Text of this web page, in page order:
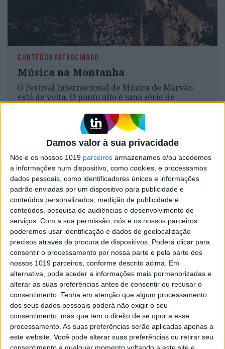
Damos valor à sua privacidade
Nós e os nossos 1019 parceiros armazenamos e/ou acedemos
a informações num dispositivo, como cookies, e processamos
dados pessoais, como identificadores únicos e informações
padrão enviadas por um dispositivo para publicidade e
conteúdos personalizados, medição de publicidade e
conteúdos, pesquisa de audiências e desenvolvimento de
serviços. Com a sua permissão, nós e os nossos parceiros
poderemos usar identificação e dados de geolocalização
precisos através da procura de dispositivos. Poderá clicar para
consentir o processamento por nossa parte e pela parte dos
nossos 1019 parceiros, conforme descrito acima. Em
alternativa, pode aceder a informações mais pormenorizadas e
alterar as suas preferências antes de consentir ou recusar o
consentimento. Tenha em atenção que algum processamento
dos seus dados pessoais poderá não exigir o seu
consentimento, mas que tem o direito de se opor a esse
processamento. As suas preferências serão aplicadas apenas a
este website. Você pode alterar suas preferências ou retirar seu
consentimento a qualquer momento voltando a este site e
CONTEÚDO PATROCINADO
Música na Montanha
O Festival Internacional de Música de Marvão
está de volta. O ponto alto é uma série de
quartetos de cordas de Beethoven, em
celebração dos 250 anos do nascimento do
compositor. Ao todo a edição conta com 30
concertos, nove dos quais com entrada gratuita
Uma iniciativa com o patrocínio da Santa Casa da
Misericórdia de Lisboa
Se7e
VISÃO SETE
Marvão das alturas: Passeio pela
vila medieval alentejana, no alto da
serra de São Mamede